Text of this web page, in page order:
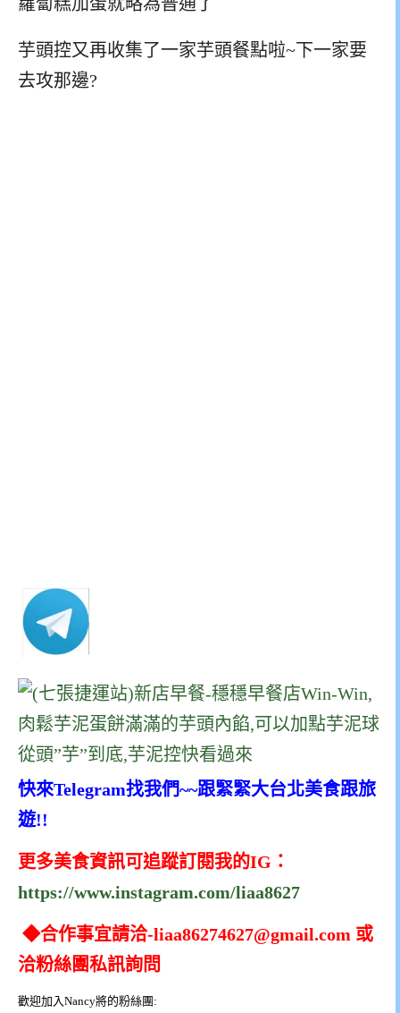
芋頭控又再收集了一家芋頭餐點啦~下一家要
去攻那邊?
快來Telegram找我們~~跟緊緊大台北美食跟旅
遊!!
更多美食資訊可追蹤訂閱我的IG：
https://www.instagram.com/liaa8627
◆合作事宜請洽-liaa86274627@gmail.com 或
洽粉絲團私訊詢問
歡迎加入Nancy將的粉絲團: